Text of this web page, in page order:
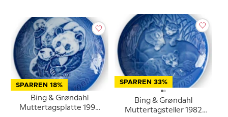
SPARREN 18%
Bing & Grøndahl
Muttertagsplatte 1992
SPARREN 33%
Bing & Grøndahl
Muttertagsteller 1982